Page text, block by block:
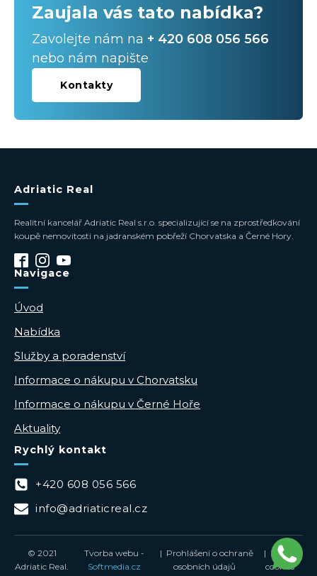
Zaujala vás tato nabídka?
Zavolejte nám na + 420 608 056 566
nebo nám napište
Kontakty
Adriatic Real
Realitní kancelář Adriatic Real s.r.o. specializující se na zprostředkování
koupě nemovitosti na jadranském pobřeží Chorvatska a Černé Hory.
Navigace
Úvod
Nabídka
Služby a poradenství
Informace o nákupu v Chorvatsku
Informace o nákupu v Černé Hoře
Aktuality
Rychlý kontakt
+420 608 056 566
info@adriaticreal.cz
© 2021
Adriatic Real.
Tvorba webu -
Softmedia.cz
| Prohlášení o ochraně
osobních údajů
| Zásady
cookies